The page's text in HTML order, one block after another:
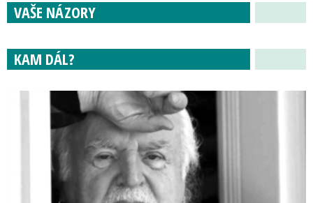
VAŠE NÁZORY
KAM DÁL?